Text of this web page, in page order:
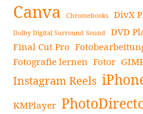
Canva Chromebooks DivX
Dolby Digital Surround Sound DVD
Final Cut Pro
Fotografie lernen Fotor
Instagram Reels
KMPlayer